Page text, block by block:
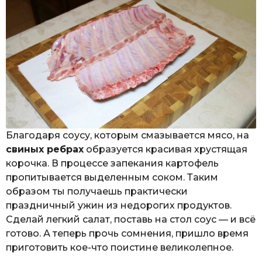
Благодаря соусу, которым смазывается мясо, на
свиных ребрах образуется красивая хрустящая
корочка. В процессе запекания картофель
пропитывается выделенным соком. Таким
образом ты получаешь практически
праздничный ужин из недорогих продуктов.
Сделай легкий салат, поставь на стол соус — и всё
готово. А теперь прочь сомнения, пришло время
приготовить кое-что поистине великолепное.